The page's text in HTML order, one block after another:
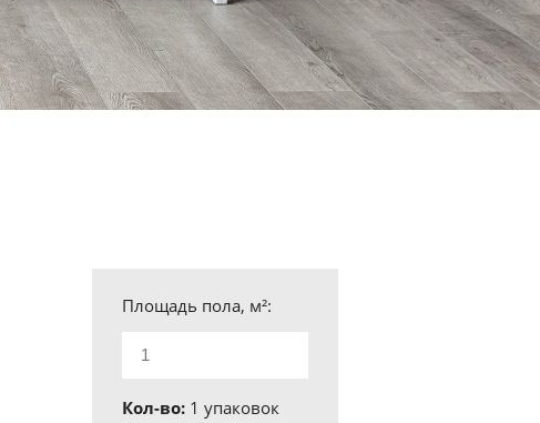
Площадь пола, м²:
Кол-во: 1 упаковок